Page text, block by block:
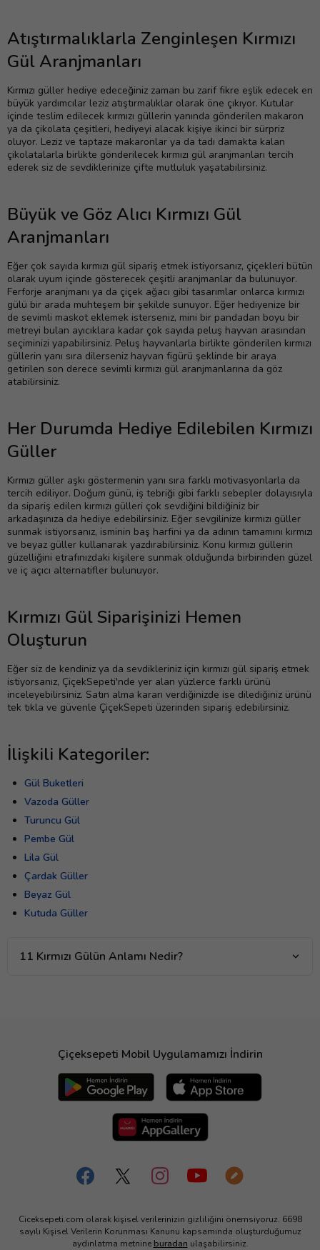
Atıştırmalıklarla Zenginleşen Kırmızı
Gül Aranjmanları
Kırmızı güller hediye edeceğiniz zaman bu zarif fikre eşlik edecek en
büyük yardımcılar leziz atıştırmalıklar olarak öne çıkıyor. Kutular
içinde teslim edilecek kırmızı güllerin yanında gönderilen makaron
ya da çikolata çeşitleri, hediyeyi alacak kişiye ikinci bir sürpriz
oluyor. Leziz ve taptaze makaronlar ya da tadı damakta kalan
çikolatalarla birlikte gönderilecek kırmızı gül aranjmanları tercih
ederek siz de sevdiklerinize çifte mutluluk yaşatabilirsiniz.
Büyük ve Göz Alıcı Kırmızı Gül
Aranjmanları
Eğer çok sayıda kırmızı gül sipariş etmek istiyorsanız, çiçekleri bütün
olarak uyum içinde gösterecek çeşitli aranjmanlar da bulunuyor.
Ferforje aranjmanı ya da çiçek ağacı gibi tasarımlar onlarca kırmızı
gülü bir arada muhteşem bir şekilde sunuyor. Eğer hediyenize bir
de sevimli maskot eklemek isterseniz, mini bir pandadan boyu bir
metreyi bulan ayıcıklara kadar çok sayıda peluş hayvan arasından
seçiminizi yapabilirsiniz. Peluş hayvanlarla birlikte gönderilen kırmızı
güllerin yanı sıra dilerseniz hayvan figürü şeklinde bir araya
getirilen son derece sevimli kırmızı gül aranjmanlarına da göz
atabilirsiniz.
Her Durumda Hediye Edilebilen Kırmızı
Güller
Kırmızı güller aşkı göstermenin yanı sıra farklı motivasyonlarla da
tercih ediliyor. Doğum günü, iş tebriği gibi farklı sebepler dolayısıyla
da sipariş edilen kırmızı gülleri çok sevdiğini bildiğiniz bir
arkadaşınıza da hediye edebilirsiniz. Eğer sevgilinize kırmızı güller
sunmak istiyorsanız, isminin baş harfini ya da adının tamamını kırmızı
ve beyaz güller kullanarak yazdırabilirsiniz. Konu kırmızı güllerin
güzelliğini etrafınızdaki kişilere sunmak olduğunda birbirinden güzel
ve iç açıcı alternatifler bulunuyor.
Kırmızı Gül Siparişinizi Hemen
Oluşturun
Eğer siz de kendiniz ya da sevdikleriniz için kırmızı gül sipariş etmek
istiyorsanız, ÇiçekSepeti'nde yer alan yüzlerce farklı ürünü
inceleyebilirsiniz. Satın alma kararı verdiğinizde ise dilediğiniz ürünü
tek tıkla ve güvenle ÇiçekSepeti üzerinden sipariş edebilirsiniz.
İlişkili Kategoriler:
Gül Buketleri
Vazoda Güller
Turuncu Gül
Pembe Gül
Lila Gül
Çardak Güller
Beyaz Gül
Kutuda Güller
11 Kırmızı Gülün Anlamı Nedir?
Çiçeksepeti Mobil Uygulamamızı İndirin
Ciceksepeti.com olarak kişisel verilerinizin gizliliğini önemsiyoruz. 6698
sayılı Kişisel Verilerin Korunması Kanunu kapsamında oluşturduğumuz
aydınlatma metnine buradan ulaşabilirsiniz.